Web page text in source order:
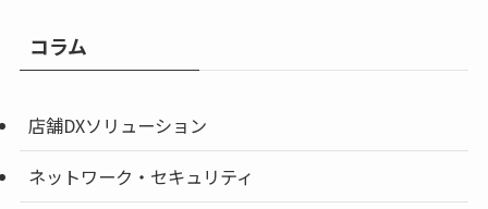
コラム
店舗DXソリューション
ネットワーク・セキュリティ